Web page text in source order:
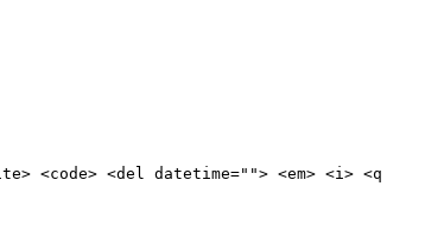
<del datetime=""> <em> <i> <q